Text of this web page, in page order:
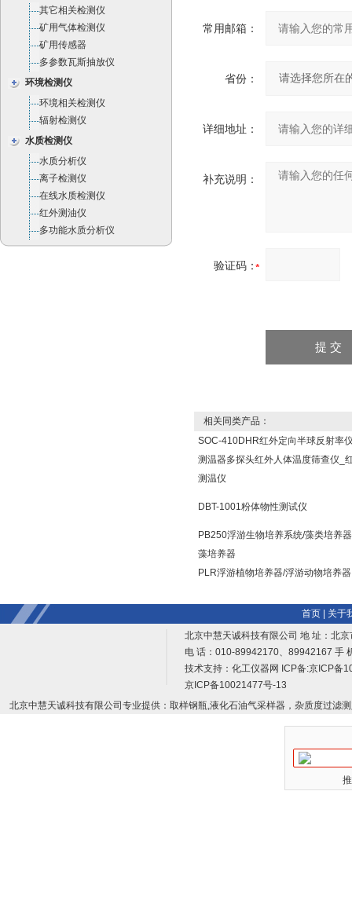
其它相关检测仪
矿用气体检测仪
矿用传感器
多参数瓦斯抽放仪
环境检测仪
环境相关检测仪
辐射检测仪
水质检测仪
水质分析仪
离子检测仪
在线水质检测仪
红外测油仪
多功能水质分析仪
常用邮箱：
省份：
详细地址：
补充说明：
验证码：
相关同类产品：
SOC-410DHR红外定向半球反射率
测温器多探头红外人体温度筛查仪_
测温仪
DBT-1001粉体物性测试仪
PB250浮游生物培养系统/藻类培养
藻培养器
PLR浮游植物培养器/浮游动物培养器
首页|
关于
北京中慧天诚科技有限公司 地 址：北
电 话：010-89942170、89942167 手
技术支持： 化工仪器网 ICP备:京ICP备
京ICP备10021477号-13
北京中慧天诚科技有限公司专业提供：取样钢瓶,液化石油气采样器，杂质度过滤